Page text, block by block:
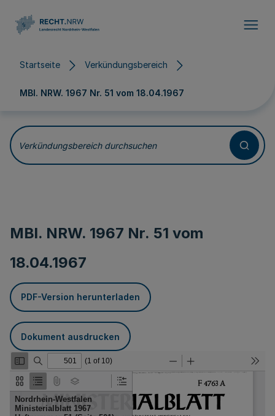
Startseite Verkündungsbereich
MBl. NRW. 1967 Nr. 51 vom 18.04.1967
Verkündungsbereich durchsuchen
MBl. NRW. 1967 Nr. 51 vom
18.04.1967
PDF-Version herunterladen
Dokument ausdrucken